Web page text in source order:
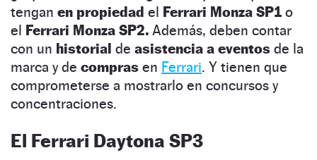
tengan en propiedad el Ferrari Monza SP1 o
el Ferrari Monza SP2. Además, deben contar
con un historial de asistencia a eventos de la
marca y de compras en Ferrari. Y tienen que
comprometerse a mostrarlo en concursos y
concentraciones.
El Ferrari Daytona SP3